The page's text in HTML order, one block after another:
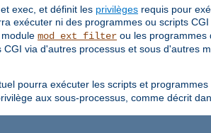
exec, et définit les privilèges requis pour
exécuter ni des programmes ou scripts
mod_ext_filter ou les programmes
via d'autres processus et sous d'autres
pourra exécuter les scripts et
aux sous-processus, comme décrit